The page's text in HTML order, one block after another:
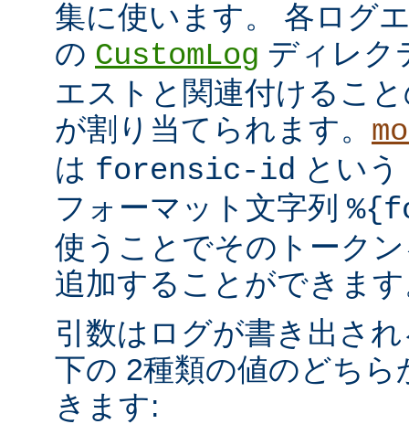
集に使います。 各ログ
の CustomLog ディレク
エストと関連付けるこ
が割り当てられます。
は forensic-id とい
フォーマット文字列
使うことでそのトーク
追加することができま
引数はログが書き出さ
下の 2種類の値のどち
きます: